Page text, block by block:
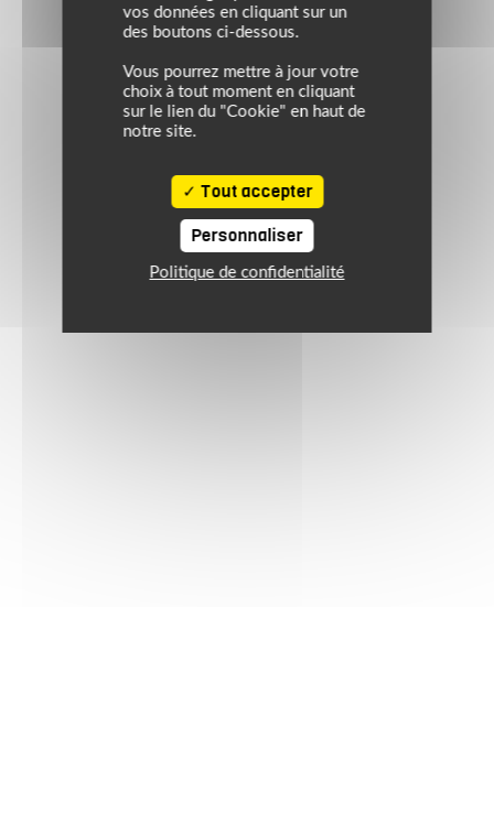
vos données en cliquant sur un
des boutons ci-dessous.
Vous pourrez mettre à jour votre
choix à tout moment en cliquant
sur le lien du "Cookie" en haut de
notre site.
Tout accepter
Personnaliser
Politique de confidentialité